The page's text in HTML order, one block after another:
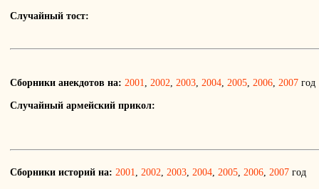
Случайный тост:
Сборники анекдотов на: 2001, 2002, 2003, 2004, 2005, 2006, 2007 год
Случайный армейский прикол:
Сборники историй на: 2001, 2002, 2003, 2004, 2005, 2006, 2007 год